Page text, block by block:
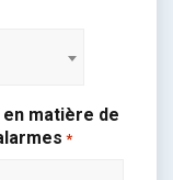
matière de
*